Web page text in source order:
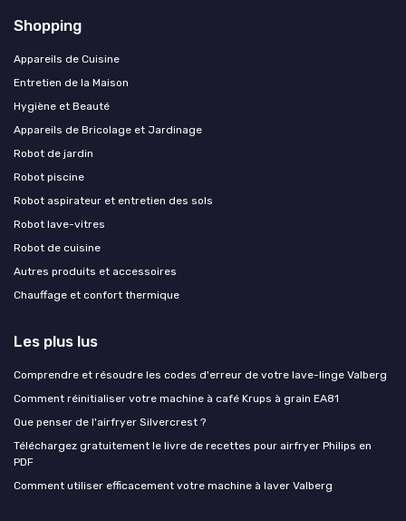
Shopping
Appareils de Cuisine
Entretien de la Maison
Hygiène et Beauté
Appareils de Bricolage et Jardinage
Robot de jardin
Robot piscine
Robot aspirateur et entretien des sols
Robot lave-vitres
Robot de cuisine
Autres produits et accessoires
Chauffage et confort thermique
Les plus lus
Comprendre et résoudre les codes d'erreur de votre lave-linge Valberg
Comment réinitialiser votre machine à café Krups à grain EA81
Que penser de l'airfryer Silvercrest ?
Téléchargez gratuitement le livre de recettes pour airfryer Philips en
PDF
Comment utiliser efficacement votre machine à laver Valberg